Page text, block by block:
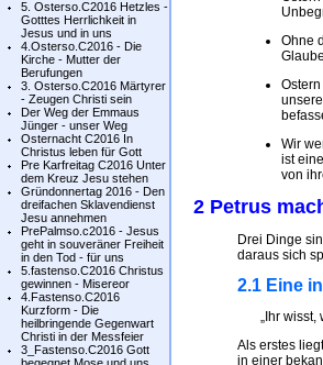
5. Osterso.C2016 Hetzles -
Gotttes Herrlichkeit in
Jesus und in uns
4.Osterso.C2016 - Die
Kirche - Mutter der
Berufungen
3. Osterso.C2016 Märtyrer
- Zeugen Christi sein
Der Weg der Emmaus
Jünger - unser Weg
Osternacht C2016 In
Christus leben für Gott
Pre Karfreitag C2016 Unter
dem Kreuz Jesu stehen
Gründonnertag 2016 - Den
dreifachen Sklavendienst
Jesu annehmen
PrePalmso.c2016 - Jesus
geht in souveräner Freiheit
in den Tod - für uns
5.fastenso.C2016 Christus
gewinnen - Misereor
4.Fastenso.C2016
Kurzform - Die
heilbringende Gegenwart
Christi in der Messfeier
3_Fastenso.C2016 Gott
Ohne
Wir
ist
von
2 Petrus
Drei Dinge
daraus sich
2.1 Eine
„Ihr wisst,
Als erstes
in einer